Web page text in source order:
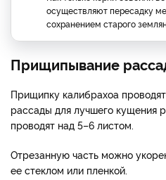
осуществляют пересадку
сохранением старого
Прищипывание
Прищипку калибрахоа
рассады для лучшего кущения
проводят над 5–6 листом.
Отрезанную часть можно
ее стеклом или пленкой.